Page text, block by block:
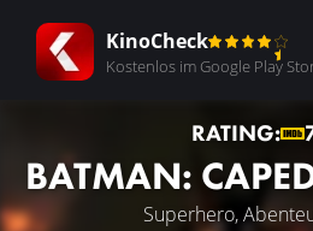
KinoCheck
Kostenlos im Google Play
RATING:
BATMAN:
Superhero,